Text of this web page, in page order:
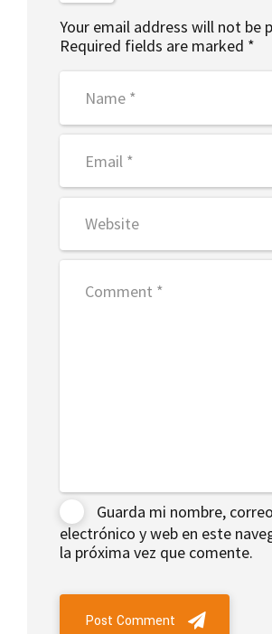
Your email address will not be
Required fields are marked *
Guarda mi nombre, correo
electrónico y web en este
la próxima vez que comente.
Post Comment